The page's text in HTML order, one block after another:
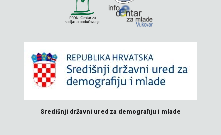
Središnji državni ured za demografiju i mlade